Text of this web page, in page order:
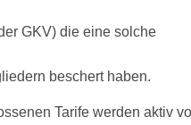
GKV) die eine solche
beschert haben.
Tarife werden aktiv